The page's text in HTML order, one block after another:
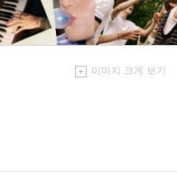
이미지 크게 보기